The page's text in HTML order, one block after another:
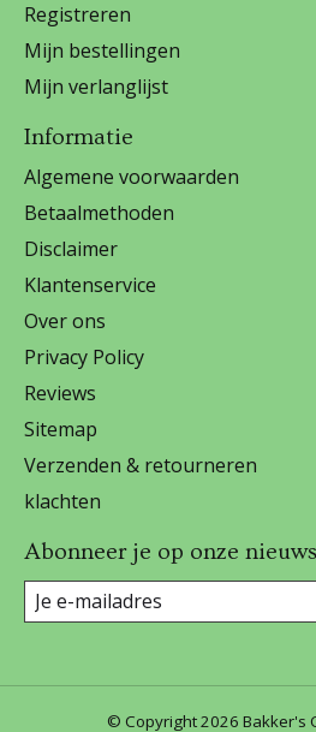
Registreren
Mijn bestellingen
Mijn verlanglijst
Informatie
Algemene voorwaarden
Betaalmethoden
Disclaimer
Klantenservice
Over ons
Privacy Policy
Reviews
Sitemap
Verzenden & retourneren
klachten
Abonneer je op onze
© Copyright 2026 Bakker's